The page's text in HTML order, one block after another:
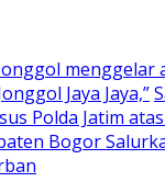
Jaya Jaya,”
Polda Jatim
Bogor